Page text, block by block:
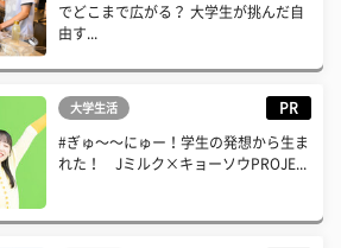
でどこまで広がる？ 大学生が挑んだ自
由す...
大学生活 PR
#ぎゅ〜〜にゅー！学生の発想から生ま
れた！ Jミルク×キョーソウPROJE...